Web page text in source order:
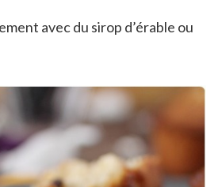
avec du sirop d’érable ou